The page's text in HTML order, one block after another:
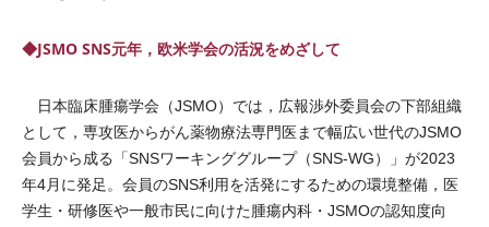
◆JSMO SNS元年，欧米学会の活況をめざして
日本臨床腫瘍学会（JSMO）では，広報渉外委員会の下部組織
として，専攻医からがん薬物療法専門医まで幅広い世代のJSMO
会員から成る「SNSワーキンググループ（SNS-WG）」が2023
年4月に発足。会員のSNS利用を活発にするための環境整備，医
学生・研修医や一般市民に向けた腫瘍内科・JSMOの認知度向